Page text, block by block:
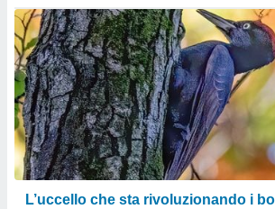
L’uccello che sta rivoluzionando i